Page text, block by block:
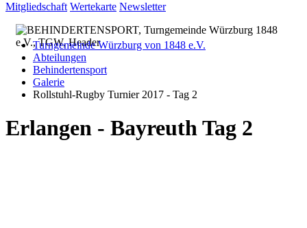
Mitgliedschaft Wertekarte Newsletter
Turngemeinde Würzburg von 1848 e.V.
Abteilungen
Behindertensport
Galerie
Rollstuhl-Rugby Turnier 2017 - Tag 2
Erlangen - Bayreuth Tag 2